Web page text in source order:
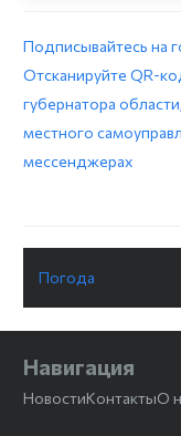
Подписывайтесь на
Отсканируйте QR-
губернатора
местного
мессенджерах
Погода
Навигация
НовостиКонтактыО